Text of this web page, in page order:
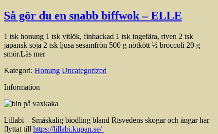
Så gör du en snabb biffwok – ELLE
1 tsk honung 1 tsk vitlök, finhackad 1 tsk ingefära, riven 2 tsk
japansk soja 2 tsk ljusa sesamfrön 500 g nötkött ½ broccoli 20 g
smör.Läs mer
Kategori: Honung Uncategorized
Information
Lillabi – Småskalig biodling bland Risvedens skogar och ängar har
flyttat till https://lillabi.kupan.se/